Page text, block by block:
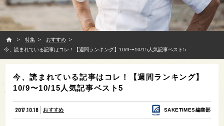
特集
おすすめ
今、読まれている記事はコレ！【週間ランキング】10/9〜10/15人気記事ベスト5
今、読まれている記事はコレ！【週間ランキング】
10/9〜10/15人気記事ベスト5
2017.10.18 おすすめ SAKETIMES編集部